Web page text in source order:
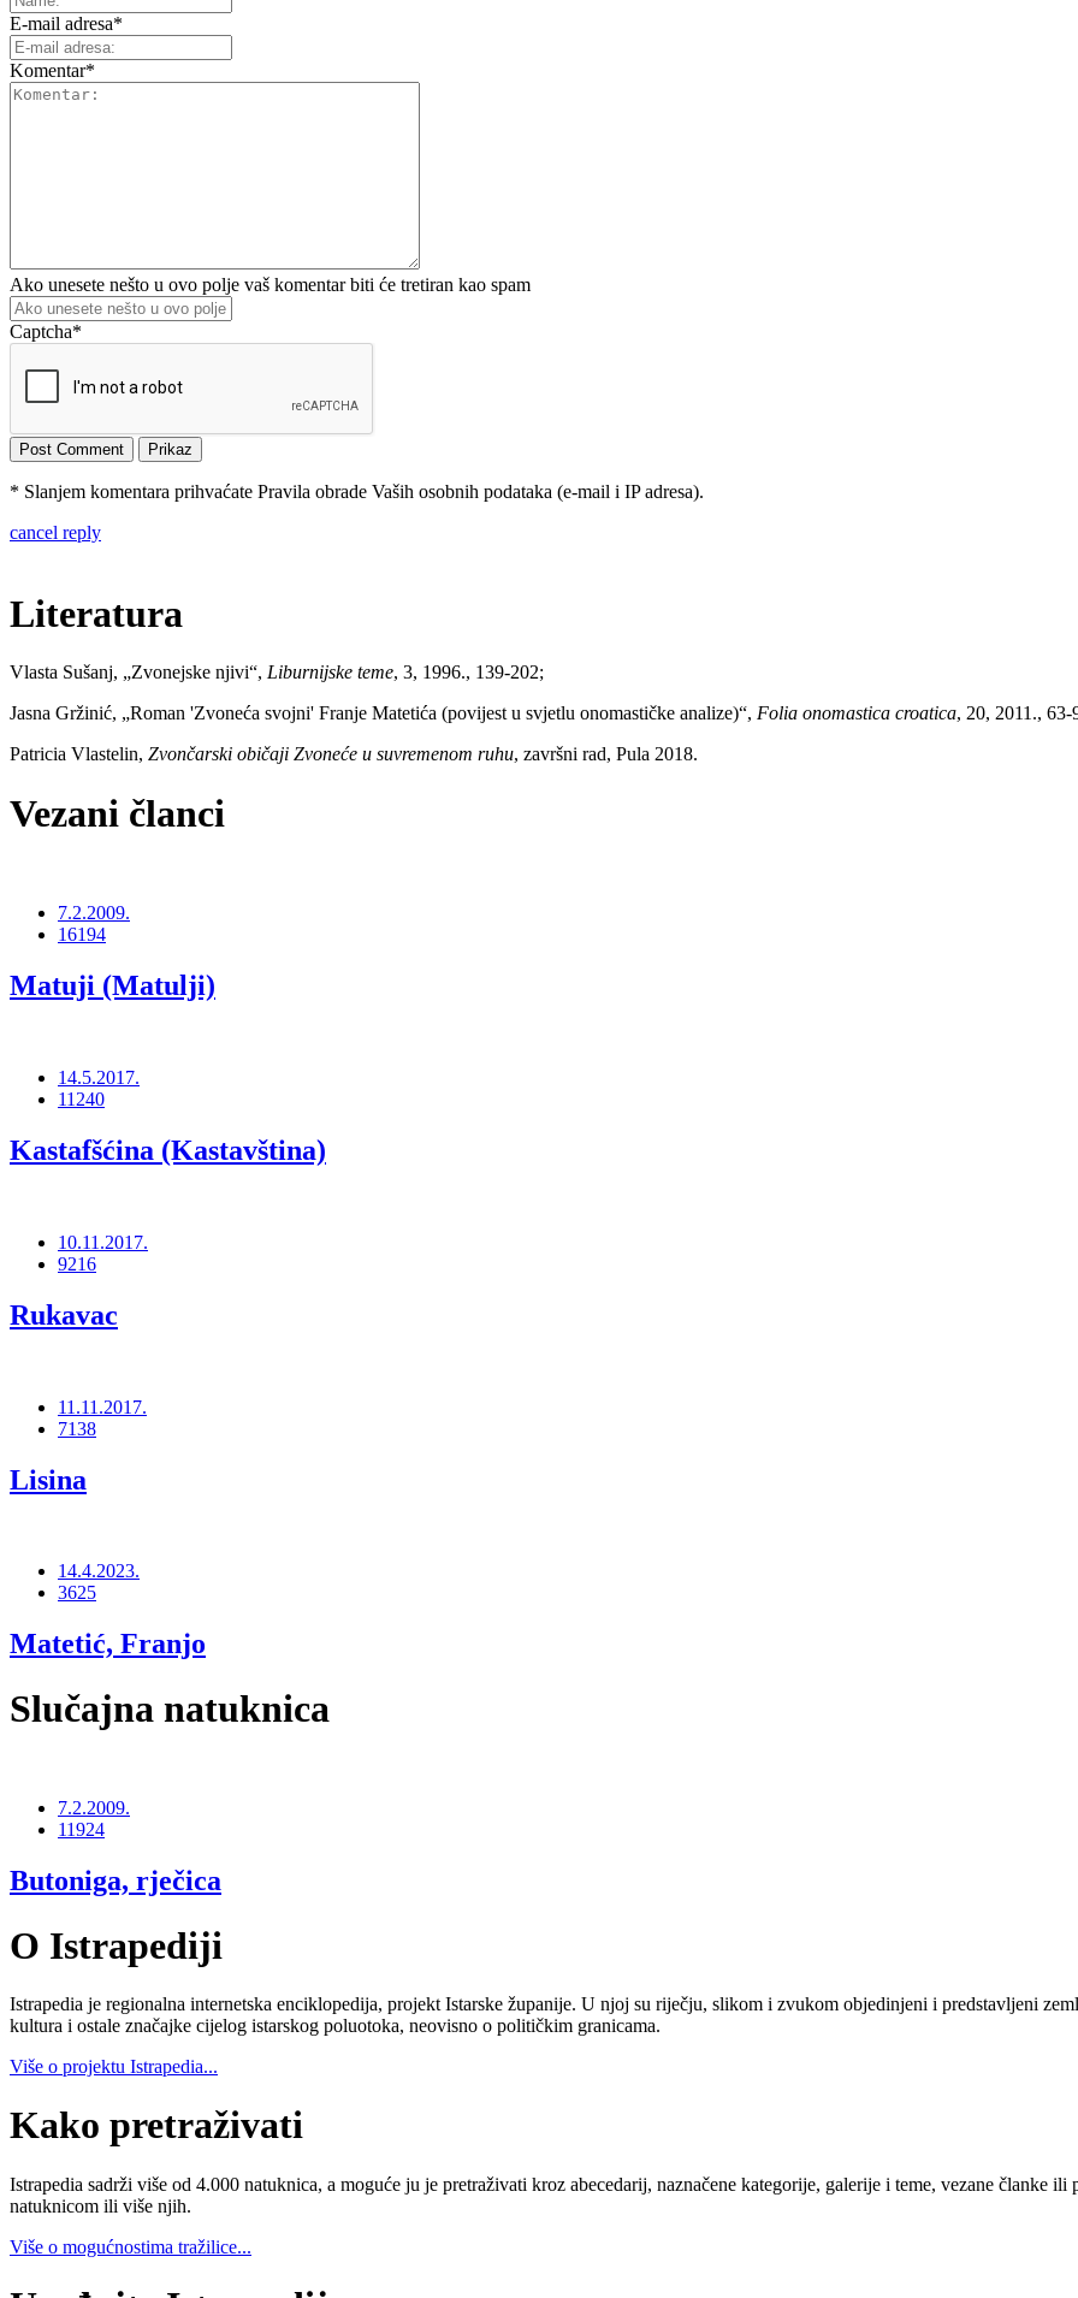
E-mail adresa*
Komentar*
Ako unesete nešto u ovo polje vaš komentar biti će tretiran kao spam
Captcha*
* Slanjem komentara prihvaćate Pravila obrade Vaših osobnih podataka (e-mail i IP adresa).
cancel reply
Literatura
Vlasta Sušanj, „Zvonejske njivi“, Liburnijske teme, 3, 1996., 139-202;
Jasna Gržinić, „Roman 'Zvoneća svojni' Franje Matetića (povijest u svjetlu onomastičke analize)“, Folia onomastica croatica, 20, 2011., 63-
Patricia Vlastelin, Zvončarski običaji Zvoneće u suvremenom ruhu, završni rad, Pula 2018.
Vezani članci
7.2.2009.
16194
Matuji (Matulji)
14.5.2017.
11240
Kastafšćina (Kastavština)
10.11.2017.
9216
Rukavac
11.11.2017.
7138
Lisina
14.4.2023.
3625
Matetić, Franjo
Slučajna natuknica
7.2.2009.
11924
Butoniga, rječica
O Istrapediji
Istrapedia je regionalna internetska enciklopedija, projekt Istarske županije. U njoj su riječju, slikom i zvukom objedinjeni i predstavljeni
kultura i ostale značajke cijelog istarskog poluotoka, neovisno o političkim granicama.
Više o projektu Istrapedia...
Kako pretraživati
Istrapedia sadrži više od 4.000 natuknica, a moguće ju je pretraživati kroz abecedarij, naznačene kategorije, galerije i teme, vezane članke
natuknicom ili više njih.
Više o mogućnostima tražilice...